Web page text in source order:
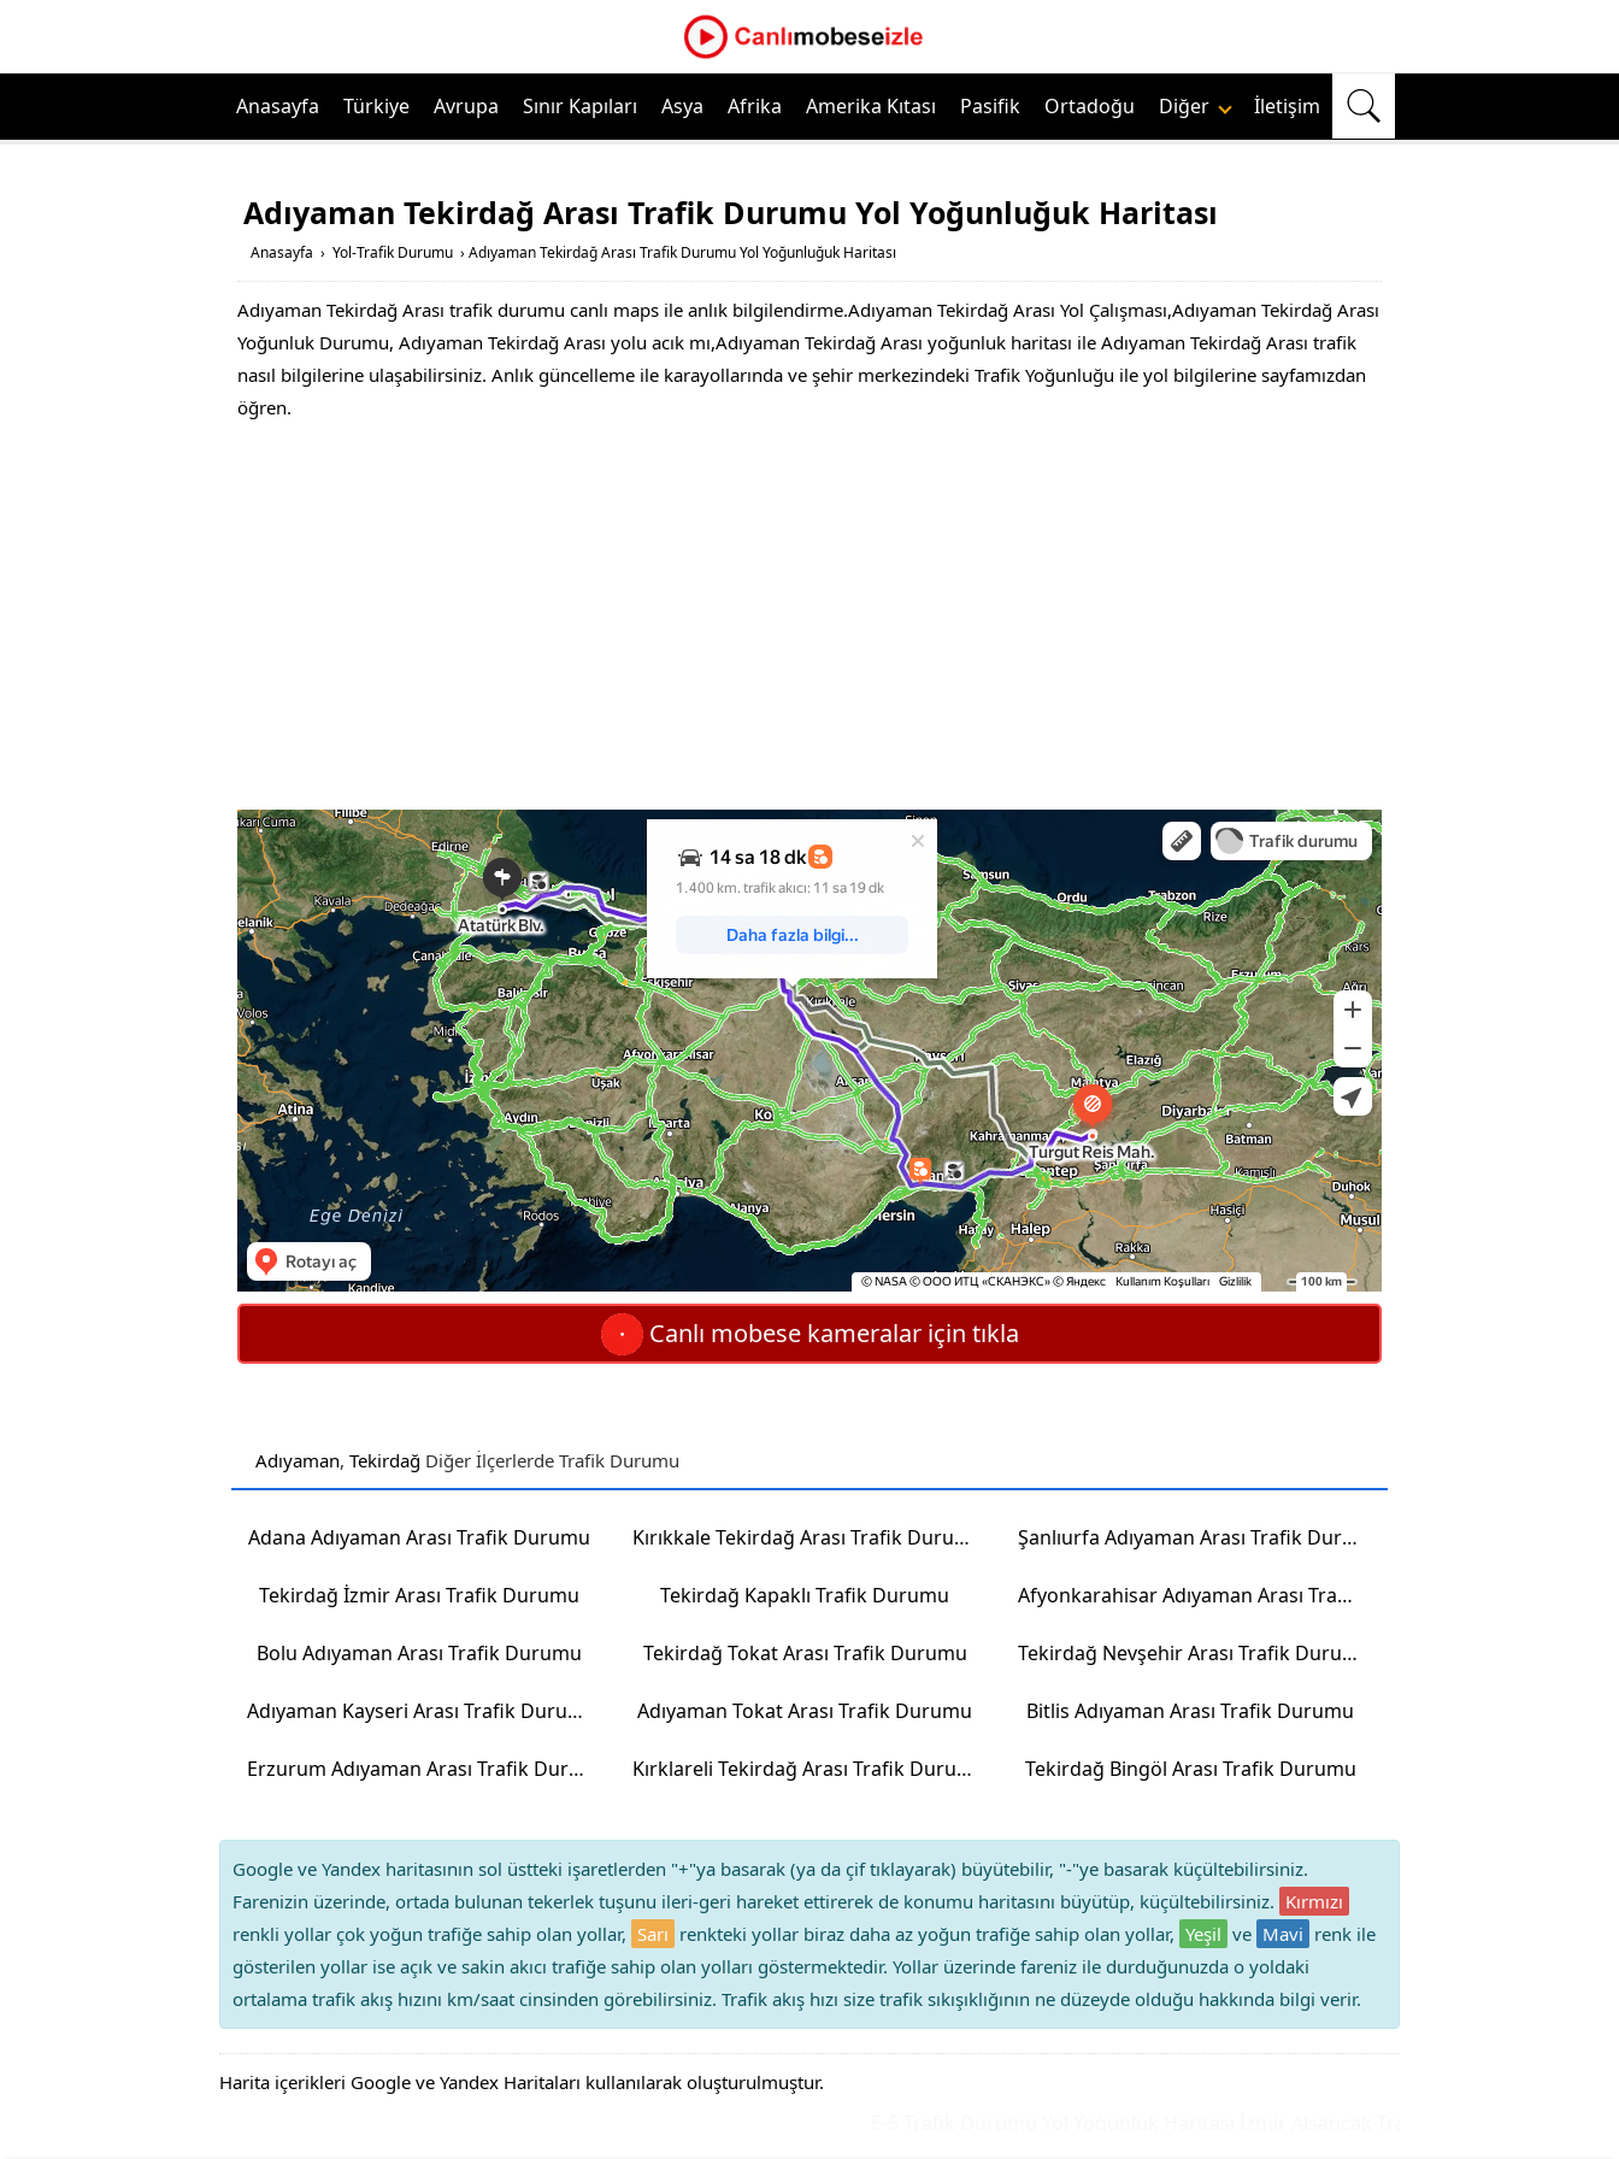
Anasayfa Türkiye Avrupa Sınır Kapıları Asya Afrika Amerika Kıtası Pasifik Ortadoğu Diğer İletişim
Adıyaman Tekirdağ Arası Trafik Durumu Yol Yoğunluğuk Haritası
Anasayfa › Yol-Trafik Durumu › Adıyaman Tekirdağ Arası Trafik Durumu Yol Yoğunluğuk Haritası
Adıyaman Tekirdağ Arası trafik durumu canlı maps ile anlık bilgilendirme.Adıyaman Tekirdağ Arası Yol Çalışması,Adıyaman Tekirdağ Arası
Yoğunluk Durumu, Adıyaman Tekirdağ Arası yolu acık mı,Adıyaman Tekirdağ Arası yoğunluk haritası ile Adıyaman Tekirdağ Arası trafik
nasıl bilgilerine ulaşabilirsiniz. Anlık güncelleme ile karayollarında ve şehir merkezindeki Trafik Yoğunluğu ile yol bilgilerine sayfamızdan
öğren.
Canlı mobese kameralar için tıkla
Adıyaman, Tekirdağ Diğer İlçerlerde Trafik Durumu
Adana Adıyaman Arası Trafik Durumu Kırıkkale Tekirdağ Arası Trafik Durumu Şanlıurfa Adıyaman Arası Trafik Durumu
Tekirdağ İzmir Arası Trafik Durumu Tekirdağ Kapaklı Trafik Durumu Afyonkarahisar Adıyaman Arası Trafik Durumu
Bolu Adıyaman Arası Trafik Durumu Tekirdağ Tokat Arası Trafik Durumu Tekirdağ Nevşehir Arası Trafik Durumu
Adıyaman Kayseri Arası Trafik Durumu Adıyaman Tokat Arası Trafik Durumu Bitlis Adıyaman Arası Trafik Durumu
Erzurum Adıyaman Arası Trafik Durumu Kırklareli Tekirdağ Arası Trafik Durumu Tekirdağ Bingöl Arası Trafik Durumu
Google ve Yandex haritasının sol üstteki işaretlerden "+"ya basarak (ya da çif tıklayarak) büyütebilir, "-"ye basarak küçültebilirsiniz.
Farenizin üzerinde, ortada bulunan tekerlek tuşunu ileri-geri hareket ettirerek de konumu haritasını büyütüp, küçültebilirsiniz. Kırmızı
renkli yollar çok yoğun trafiğe sahip olan yollar, Sarı renkteki yollar biraz daha az yoğun trafiğe sahip olan yollar, Yeşil ve Mavi renk ile
gösterilen yollar ise açık ve sakin akıcı trafiğe sahip olan yolları göstermektedir. Yollar üzerinde fareniz ile durduğunuzda o yoldaki
ortalama trafik akış hızını km/saat cinsinden görebilirsiniz. Trafik akış hızı size trafik sıkışıklığının ne düzeyde olduğu hakkında bilgi verir.
Harita içerikleri Google ve Yandex Haritaları kullanılarak oluşturulmuştur.